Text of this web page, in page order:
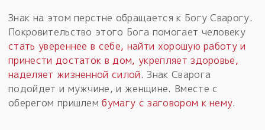
Знак на этом перстне обращается к Богу Сварогу.
Покровительство этого Бога помогает человеку
стать увереннее в себе, найти хорошую работу и
принести достаток в дом, укрепляет здоровье,
наделяет жизненной силой. Знак Сварога
подойдет и мужчине, и женщине. Вместе с
оберегом пришлембумагу с заговором к нему.